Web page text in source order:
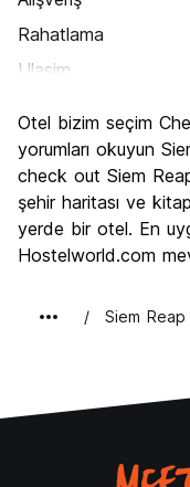
Rahatlama
Ulasim
Kültür
Gece hayatı
Ekonomik
Otel bizim seçim
yorumları okuyun
check out Siem
şehir haritası ve
yerde bir otel. En
Hostelworld.com
Siem